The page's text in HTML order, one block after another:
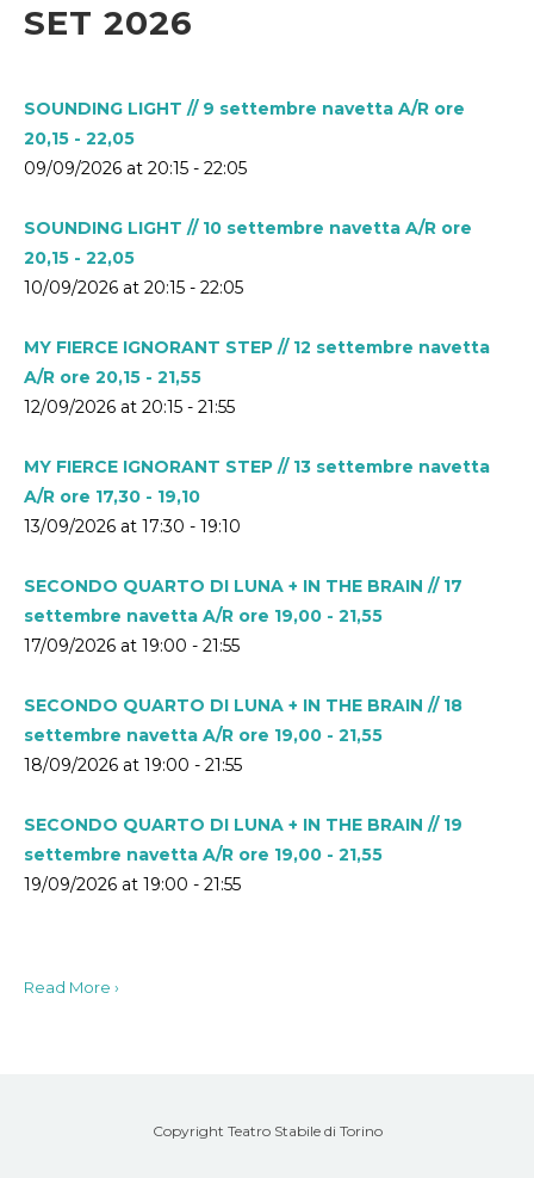
SET 2026
SOUNDING LIGHT // 9 settembre navetta A/R ore
20,15 - 22,05
09/09/2026 at 20:15 - 22:05
SOUNDING LIGHT // 10 settembre navetta A/R ore
20,15 - 22,05
10/09/2026 at 20:15 - 22:05
MY FIERCE IGNORANT STEP // 12 settembre navetta
A/R ore 20,15 - 21,55
12/09/2026 at 20:15 - 21:55
MY FIERCE IGNORANT STEP // 13 settembre navetta
A/R ore 17,30 - 19,10
13/09/2026 at 17:30 - 19:10
SECONDO QUARTO DI LUNA + IN THE BRAIN // 17
settembre navetta A/R ore 19,00 - 21,55
17/09/2026 at 19:00 - 21:55
SECONDO QUARTO DI LUNA + IN THE BRAIN // 18
settembre navetta A/R ore 19,00 - 21,55
18/09/2026 at 19:00 - 21:55
SECONDO QUARTO DI LUNA + IN THE BRAIN // 19
settembre navetta A/R ore 19,00 - 21,55
19/09/2026 at 19:00 - 21:55
Read More ›
Copyright Teatro Stabile di Torino